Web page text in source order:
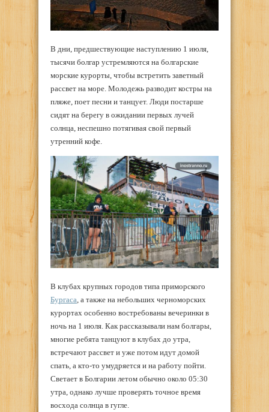
В дни, предшествующие наступлению 1 июля,
тысячи болгар устремляются на болгарские
морские курорты, чтобы встретить заветный
рассвет на море. Молодежь разводит костры на
пляже, поет песни и танцует. Люди постарше
сидят на берегу в ожидании первых лучей
солнца, неспешно потягивая свой первый
утренний кофе.
В клубах крупных городов типа приморского
Бургаса , а также на небольших черноморских
курортах особенно востребованы вечеринки в
ночь на 1 июля. Как рассказывали нам болгары,
многие ребята танцуют в клубах до утра,
встречают рассвет и уже потом идут домой
спать, а кто-то умудряется и на работу пойти.
Светает в Болгарии летом обычно около 05:30
утра, однако лучше проверять точное время
восхода солнца в гугле.